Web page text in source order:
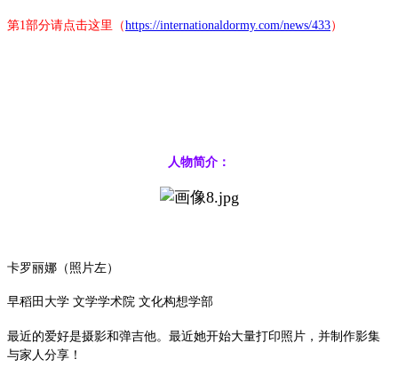
第1部分请点击这里（https://internationaldormy.com/news/433）
人物简介：
卡罗丽娜（照片左）
早稻田大学 文学学术院 文化构想学部
最近的爱好是摄影和弹吉他。最近她开始大量打印照片，并制作影集
与家人分享！